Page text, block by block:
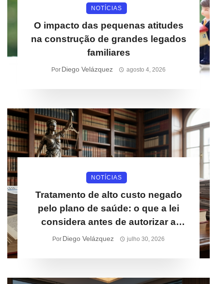
NOTÍCIAS
O impacto das pequenas atitudes
na construção de grandes legados
familiares
Por Diego Velázquez agosto 4, 2026
NOTÍCIAS
Tratamento de alto custo negado
pelo plano de saúde: o que a lei
considera antes de autorizar a
cobertura
Por Diego Velázquez julho 30, 2026